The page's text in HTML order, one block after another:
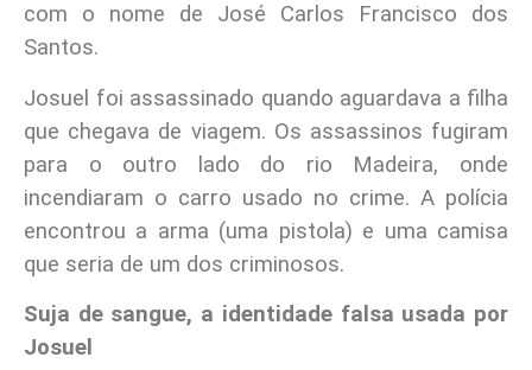
com o nome de José Carlos Francisco dos
Santos.
Josuel foi assassinado quando aguardava a filha
que chegava de viagem. Os assassinos fugiram
para o outro lado do rio Madeira, onde
incendiaram o carro usado no crime. A polícia
encontrou a arma (uma pistola) e uma camisa
que seria de um dos criminosos.
Suja de sangue, a identidade falsa usada por
Josuel